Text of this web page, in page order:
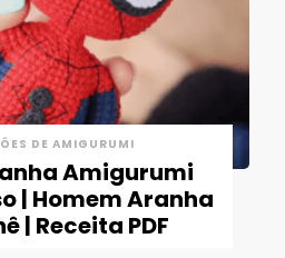
DE AMIGURUMI
Amigurumi
| Homem Aranha
| Receita PDF